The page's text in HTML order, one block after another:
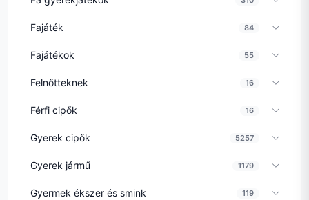
Fajáték 84
Fajátékok 55
Felnőtteknek 16
Férfi cipők 16
Gyerek cipők 5257
Gyerek jármű 1179
Gyermek ékszer és smink 119